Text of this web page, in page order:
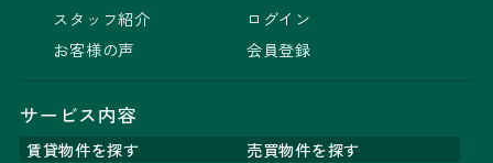
スタッフ紹介
お客様の声
ログイン
会員登録
サービス内容
賃貸物件を探す
売買物件を探す